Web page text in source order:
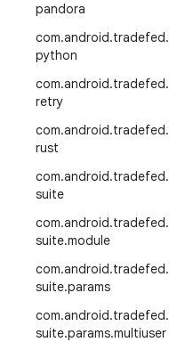
pandora
com.android.tradefed.
python
com.android.tradefed.
retry
com.android.tradefed.
rust
com.android.tradefed.
suite
com.android.tradefed.
suite.module
com.android.tradefed.
suite.params
com.android.tradefed.
suite.params.multiuser